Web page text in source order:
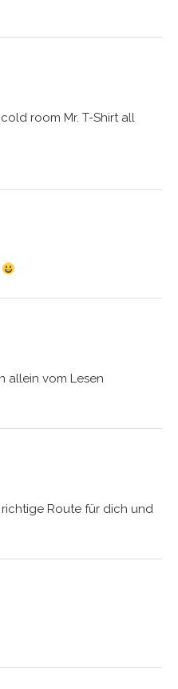
room Mr. T-Shirt all
allein vom Lesen
Route für dich und